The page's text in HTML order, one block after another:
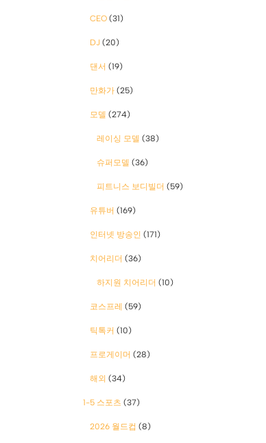
CEO (31)
DJ (20)
댄서 (19)
만화가 (25)
모델 (274)
레이싱 모델 (38)
슈퍼모델 (36)
피트니스 보디빌더 (59)
유튜버 (169)
인터넷 방송인 (171)
치어리더 (36)
하지원 치어리더 (10)
코스프레 (59)
틱톡커 (10)
프로게이머 (28)
해외 (34)
1-5 스포츠 (37)
2026 월드컵 (8)